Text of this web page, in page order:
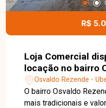
viver com conforto e
R$
Loja Comercial
locação no bairro
Uberlândia-MG
Osvaldo Rezende -
O bairro Osvaldo
mais tradicionais e